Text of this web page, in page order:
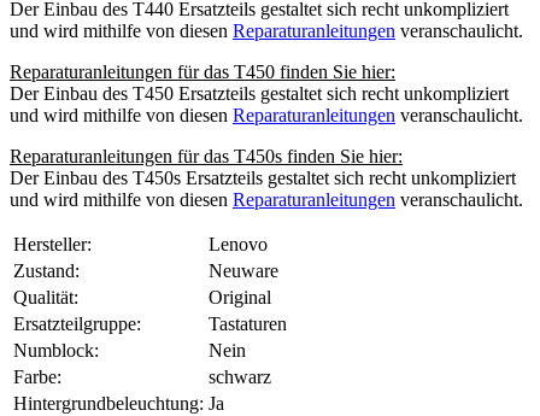
Der Einbau des T440 Ersatzteils gestaltet sich recht unkompliziert
und wird mithilfe von diesen Reparaturanleitungen veranschaulicht.
Reparaturanleitungen für das T450 finden Sie hier:
Der Einbau des T450 Ersatzteils gestaltet sich recht unkompliziert
und wird mithilfe von diesen Reparaturanleitungen veranschaulicht.
Reparaturanleitungen für das T450s finden Sie hier:
Der Einbau des T450s Ersatzteils gestaltet sich recht unkompliziert
und wird mithilfe von diesen Reparaturanleitungen veranschaulicht.
Hersteller:
Lenovo
Zustand:
Neuware
Qualität:
Original
Ersatzteilgruppe:
Tastaturen
Numblock:
Nein
Farbe:
schwarz
Hintergrundbeleuchtung: Ja